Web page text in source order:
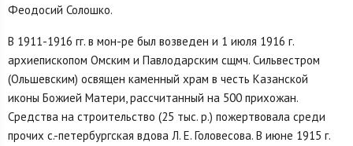
Феодосий Солошко.
В 1911-1916 гг. в мон-ре был возведен и 1 июля 1916 г.
архиепископом Омским и Павлодарским сщмч. Сильвестром
(Ольшевским) освящен каменный храм в честь Казанской
иконы Божией Матери, рассчитанный на 500 прихожан.
Средства на строительство (25 тыс. р.) пожертвовала среди
прочих с.-петербургская вдова Л. Е. Головесова. В июне 1915 г.